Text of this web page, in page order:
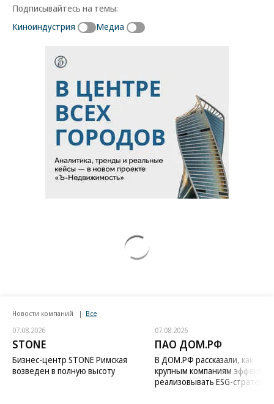
Подписывайтесь на темы:
Киноиндустрия
Медиа
Новости компаний Все
07.08.2026
STONE
Бизнес-центр STONE Римская
возведен в полную высоту
07.08.2026
ПАО ДОМ.РФ
В ДОМ.РФ рассказали, как
крупным компаниям
реализовывать ESG-стратегию